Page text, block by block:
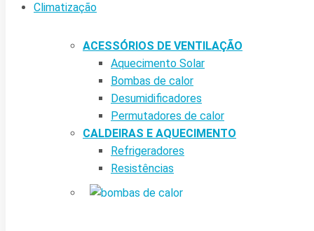
Climatização
ACESSÓRIOS DE VENTILAÇÃO
Aquecimento Solar
Bombas de calor
Desumidificadores
Permutadores de calor
CALDEIRAS E AQUECIMENTO
Refrigeradores
Resistências